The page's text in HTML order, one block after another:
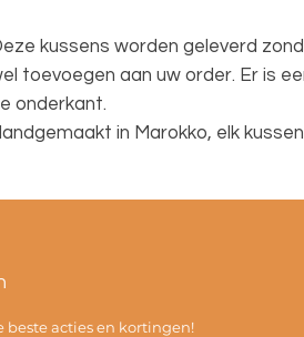
kussens worden geleverd
toevoegen aan uw order. Er is
onderkant.
in Marokko, elk kussen
beste acties en kortingen!